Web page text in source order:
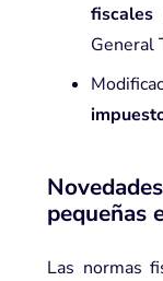
fiscales
General
pequeñas
Las normas